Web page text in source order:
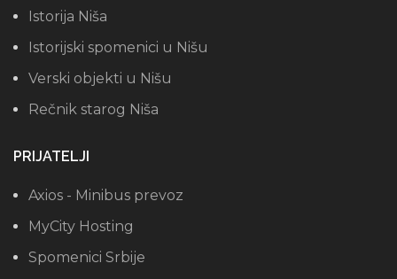
Istorija Niša
Istorijski spomenici u Nišu
Verski objekti u Nišu
Rečnik starog Niša
PRIJATELJI
Axios - Minibus prevoz
MyCity Hosting
Spomenici Srbije